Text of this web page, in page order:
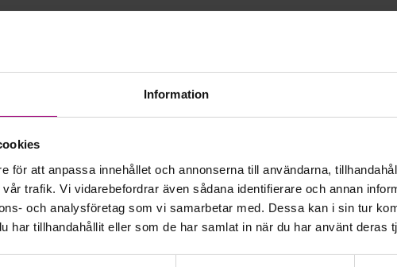
Information
för att anpassa innehållet och annonserna till användarna,
trafik. Vi vidarebefordrar även sådana identifierare och annan
och analysföretag som vi samarbetar med. Dessa kan i sin tur
har tillhandahållit eller som de har samlat in när du har använt deras
och opinionsarbete för till exempel en bättre
vårt viktiga arbete